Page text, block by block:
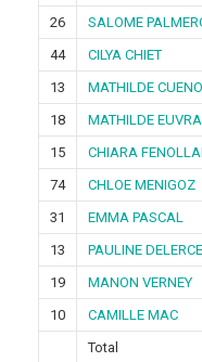
26
SALOME
44
CILYA CHIET
13
MATHILDE
18
MATHILDE
15
CHIARA
74
CHLOE MENIGOZ
31
EMMA PASCAL
13
PAULINE DELERCE
19
MANON VERNEY
10
CAMILLE MAC
Total